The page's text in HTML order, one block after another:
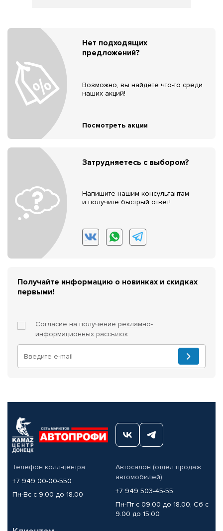
Нет подходящих
предложений?
Возможно, вы найдёте что-то среди
наших акций!
Посмотреть акции
Затрудняетесь с выбором?
Напишите нашим консультантам
и получите быстрый ответ!
Получайте информацию о новинках и скидках
первыми!
Согласие на получение рекламно-
информационных рассылок
Телефон колл-центра
+7 949 00-00-550
Пн-Вс с 9.00 до 18.00
Автосалон (отдел продаж
автомобилей)
+7 949 503-45-55
Пн-Пт с 09.00 до 18.00, Сб с
9.00 до 15.00